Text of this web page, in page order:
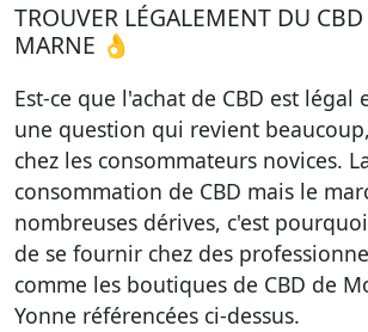
TROUVER LÉGALEMENT DU
MARNE 👌
Est-ce que l'achat de CBD est légal
une question qui revient
chez les consommateurs novices.
consommation de CBD mais le
nombreuses dérives, c'est
de se fournir chez des
comme les boutiques de CBD de
Yonne référencées ci-dessus.